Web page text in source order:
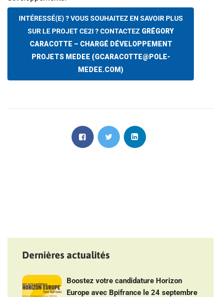
INTÉRESSÉ(E) ? VOUS SOUHAITEZ EN SAVOIR PLUS
SUR LE PROJET CE2I ? CONTACTEZ GRÉGORY
CARACOTTE – CHARGÉ DÉVELOPPEMENT
PROJETS MEDEE (GCARACOTTE@POLE-
MEDEE.COM)
Dernières actualités
Boostez votre candidature Horizon
Europe avec Bpifrance le 24 septembre